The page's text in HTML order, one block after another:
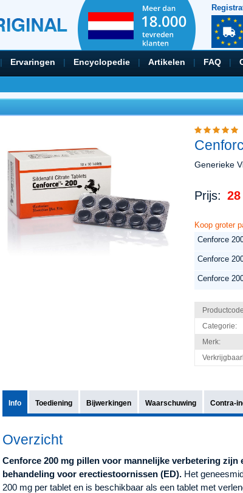
| Ervaringen | Encyclopedie | Artikelen | FAQ |
Generieke
Prijs:
Koop groter
Cenforce
Cenforce
Cenforce
Categorie:
Merk:
Info Toediening Bijwerkingen Waarschuwing Contra-
Overzicht
Cenforce 200 mg pillen voor mannelijke verbetering zijn
behandeling voor erectiestoornissen (ED). Het
200 mg per tablet en is beschikbaar als een tablet met